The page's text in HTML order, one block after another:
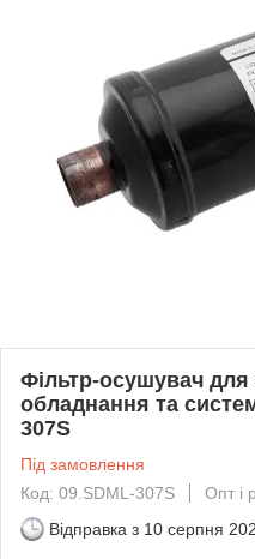
Фільтр-осушувач
обладнання та
307S
Під замовлення
Код: 09.SDML-307S
Опт і
Відправка з 10 серпня